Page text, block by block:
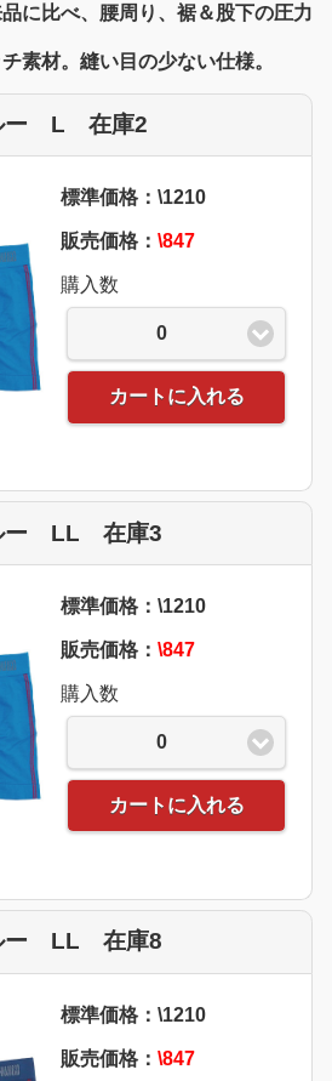
に比べ、腰周り、裾＆股下の圧力
素材。縫い目の少ない仕様。
ー L 在庫2
標準価格：\1210
販売価格： \847
購入数
0
カートに入れる
ー LL 在庫3
標準価格：\1210
販売価格： \847
購入数
0
カートに入れる
ー LL 在庫8
標準価格：\1210
販売価格： \847